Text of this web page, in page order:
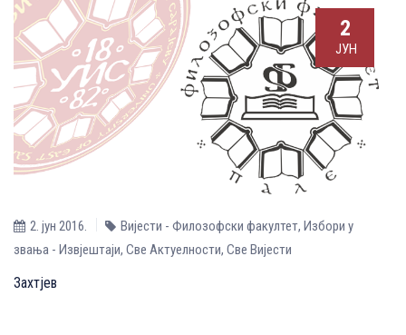
2
ЈУН
2. јун 2016. Вијести - Филозофски факултет, Избори у
звања - Извјештаји, Све Aктуелности, Све Вијести
Захтјев